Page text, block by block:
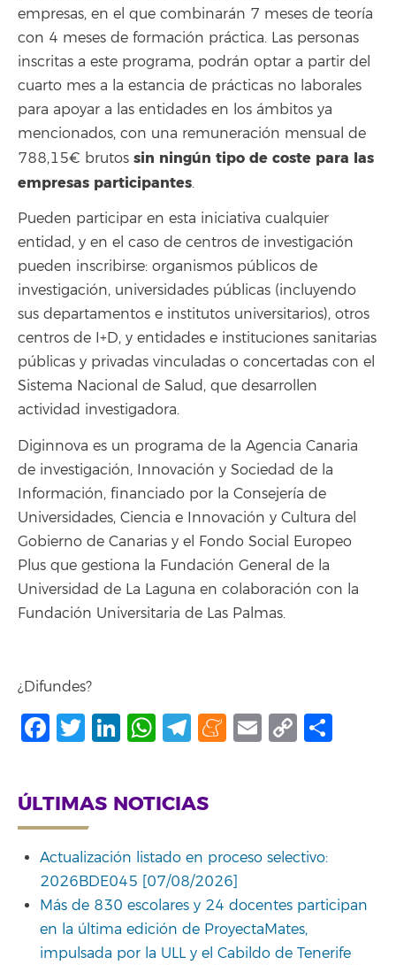
empresas, en el que combinarán 7 meses de teoría
con 4 meses de formación práctica. Las personas
inscritas a este programa, podrán optar a partir del
cuarto mes a la estancia de prácticas no laborales
para apoyar a las entidades en los ámbitos ya
mencionados, con una remuneración mensual de
788,15€ brutos sin ningún tipo de coste para las
empresas participantes.
Pueden participar en esta iniciativa cualquier
entidad, y en el caso de centros de investigación
pueden inscribirse: organismos públicos de
investigación, universidades públicas (incluyendo
sus departamentos e institutos universitarios), otros
centros de I+D, y entidades e instituciones sanitarias
públicas y privadas vinculadas o concertadas con el
Sistema Nacional de Salud, que desarrollen
actividad investigadora.
Diginnova es un programa de la Agencia Canaria
de investigación, Innovación y Sociedad de la
Información, financiado por la Consejería de
Universidades, Ciencia e Innovación y Cultura del
Gobierno de Canarias y el Fondo Social Europeo
Plus que gestiona la Fundación General de la
Universidad de La Laguna en colaboración con la
Fundación Universitaria de Las Palmas.
¿Difundes?
Facebook
Twitter
LinkedIn
WhatsApp
Telegram
Meneame
Email
Copy
ÚLTIMAS NOTICIAS
Actualización listado en proceso selectivo:
2026BDE045 [07/08/2026]
Más de 830 escolares y 24 docentes participan
en la última edición de ProyectaMates,
impulsada por la ULL y el Cabildo de Tenerife